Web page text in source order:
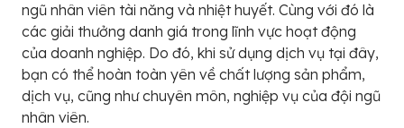
ngũ nhân viên tài năng và nhiệt huyết. Cùng với đó là
các giải thưởng danh giá trong lĩnh vực hoạt động
của doanh nghiệp. Do đó, khi sử dụng dịch vụ tại đây,
bạn có thể hoàn toàn yên về chất lượng sản phẩm,
dịch vụ, cũng như chuyên môn, nghiệp vụ của đội ngũ
nhân viên.